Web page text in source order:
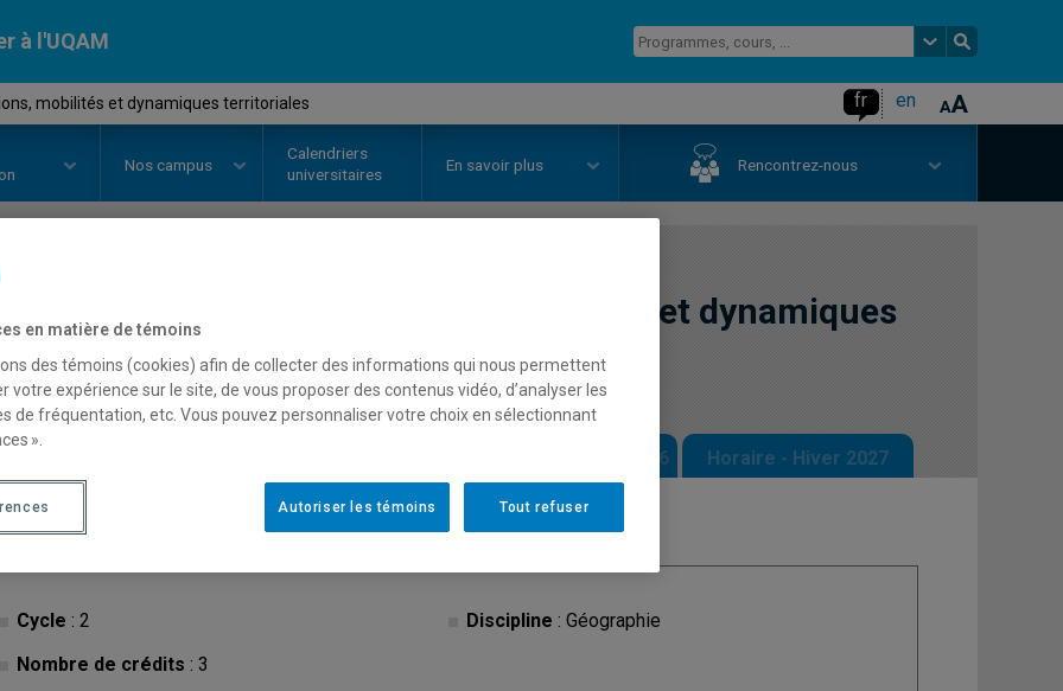
à l'UQAM
mobilités et dynamiques territoriales fr en
Nos campus
Calendriers
universitaires
En savoir plus Rencontrez-nous
GEO8202
Migrations, mobilités et dynamiques
territoriales
Horaire - Automne 2026 Horaire - Hiver 2027
Cycle : 2
Nombre de crédits : 3
Discipline : Géographie
en matière de témoins
des témoins (cookies) afin de collecter des informations qui nous permettent
votre expérience sur le site, de vous proposer des contenus vidéo, d’analyser les
de fréquentation, etc. Vous pouvez personnaliser votre choix en sélectionnant
».
Tout refuser
Autoriser les témoins